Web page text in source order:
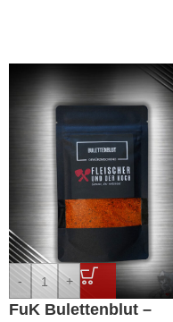
- +
FuK Bulettenblut –